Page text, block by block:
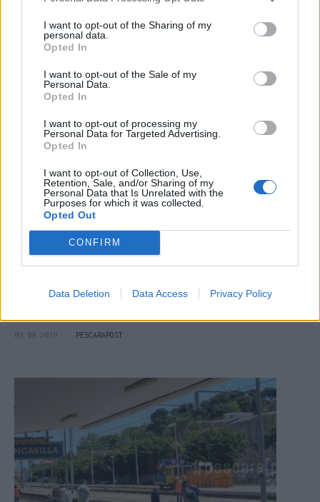
I want to opt-out of the Sharing of my
personal data.
Opted In
I want to opt-out of the Sale of my
Personal Data.
Opted In
I want to opt-out of processing my
Personal Data for Targeted Advertising.
Opted In
I want to opt-out of Collection, Use,
Retention, Sale, and/or Sharing of my
Personal Data that Is Unrelated with the
Purposes for which it was collected.
Opted Out
CONFIRM
Data Deletion Data Access Privacy Policy
"Settimana Dannunziana"
Venerdì in città per "Sportivamente D'Annunzio"
11.09.2019 PESCARAPOST
Allarme bomba stazione di Pescara Centrale
09.09.2019 PESCARAPOST